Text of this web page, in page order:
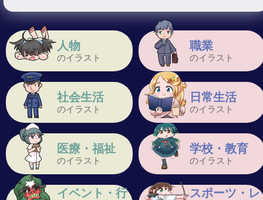
人物
のイラスト
職業
のイラスト
社会生活
のイラスト
日常生活
のイラスト
医療・福祉
のイラスト
学校・教育
のイラスト
イベント・行
スポーツ・レ